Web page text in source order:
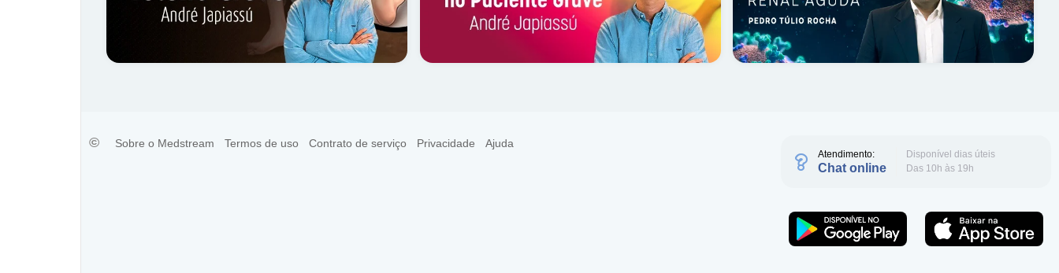
Atendimento:
Chat online
Disponível dias úteis
Das 10h às 19h
© Sobre o Medstream Termos de uso Contrato de serviço Privacidade Ajuda